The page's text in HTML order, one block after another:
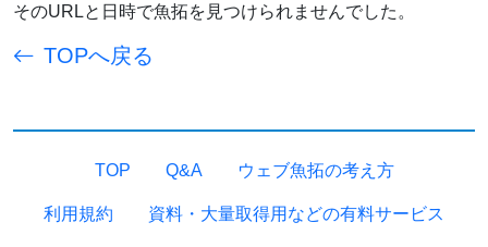
そのURLと日時で魚拓を見つけられませんでした。
TOPへ戻る
TOP Q&A ウェブ魚拓の考え方
利用規約 資料・大量取得用などの有料サービス